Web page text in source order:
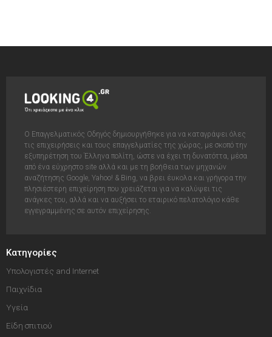
Ο Επαγγελματικός Οδηγός δημιουργήθηκε για να καταγράψει όλες
τις επιχειρήσεις και τους επαγγελματίες της χώρας, με σκοπό την
εξυπηρέτηση του Έλληνα πολίτη, ώστε να έχει τη δυνατόττα, μέσα
από ένα εύχρηστο site αλλά και με τη βοήθεια των μηχανών
αναζήτησης Google, Yahoo! & Bing, να βρει έυκολα και γρήγορα την
πλησιέστερη επιχείρηση που χρειάζεται για να καλύψει τις
ανάγκες του, αλλά και να αυξήσει το εταιρικό πελατολόγιο κάθε
εγγεγραμμένης σε αυτόν επιχείρησης.
Κατηγορίες
Υπολογιστές and Internet
Παιχνίδια
Υγεία
Είδη σπιτιού